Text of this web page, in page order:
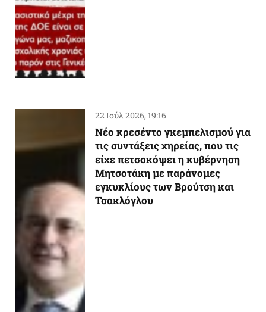
22 Ιούλ 2026, 19:16
Νέο κρεσέντο γκεμπελισμού για
τις συντάξεις χηρείας, που τις
είχε πετσοκόψει η κυβέρνηση
Μητσοτάκη με παράνομες
εγκυκλίους των Βρούτση και
Τσακλόγλου